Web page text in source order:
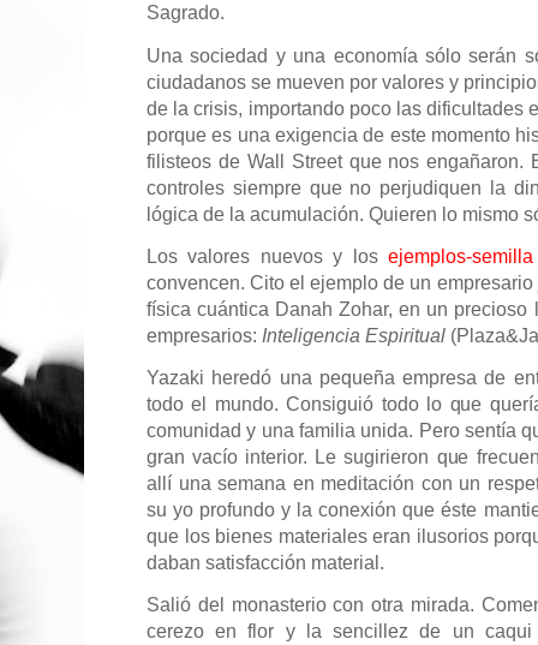
Sagrado.
Una sociedad y una economía sólo serán
ciudadanos se mueven por valores y
de la crisis, importando poco las dificultades
porque es una exigencia de este momento
filisteos de Wall Street que nos engañaron.
controles siempre que no perjudiquen la
lógica de la acumulación. Quieren lo mismo
Los valores nuevos y losejemplos-semilla
convencen. Cito el ejemplo de un
física cuántica Danah Zohar, en un
empresarios: Inteligencia Espiritual
Yazaki heredó una pequeña empresa de
todo el mundo. Consiguió todo lo que
comunidad y una familia unida. Pero sentía
gran vacío interior. Le sugirieron que
allí una semana en meditación con un
su yo profundo y la conexión que éste
que los bienes materiales eran ilusorios
daban satisfacción material.
Salió del monasterio con otra mirada.
cerezo en flor y la sencillez de un caqui